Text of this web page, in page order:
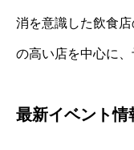
消を意識した飲食
の高い店を中心に、
最新イベント情